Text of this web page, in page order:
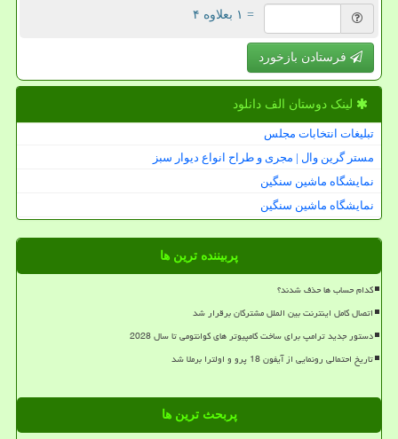
= ۱ بعلاوه ۴
فرستادن بازخورد
لینک دوستان الف دانلود
تبلیغات انتخابات مجلس
مستر گرین وال | مجری و طراح انواع دیوار سبز
نمایشگاه ماشین سنگین
نمایشگاه ماشین سنگین
پربیننده ترین ها
کدام حساب ها حذف شدند؟
اتصال کامل اینترنت بین الملل مشترکان برقرار شد
دستور جدید ترامپ برای ساخت کامپیوتر های کوانتومی تا سال 2028
تاریخ احتمالی رونمایی از آیفون 18 پرو و اولترا برملا شد
پربحث ترین ها